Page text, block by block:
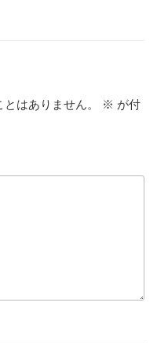
はありません。 ※ が付